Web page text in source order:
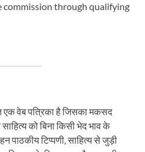
commission through qualifying
एक वेब पत्रिका है जिसका मकसद
को बिना किसी भेद भाव के
पाठकीय टिप्पणी, साहित्य से जुड़ी